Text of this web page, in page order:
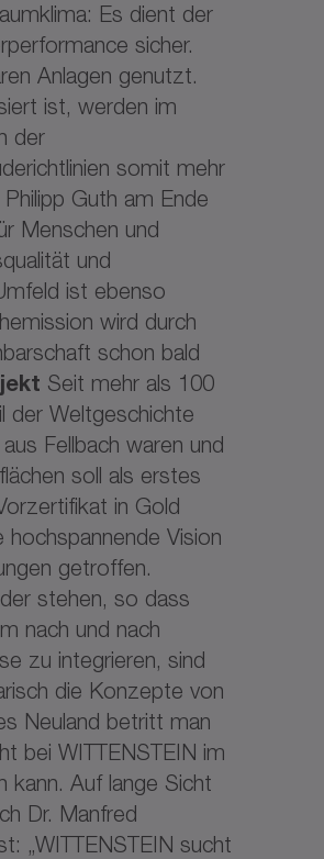
Es dient der
sicher.
Anlagen genutzt.
ist, werden im
der
somit mehr
Guth am Ende
Menschen und
und
ist ebenso
wird durch
schon bald
Seit mehr als 100
der Weltgeschichte
Fellbach waren und
soll als erstes
in Gold
hochspannende Vision
getroffen.
stehen, so dass
nach und nach
zu integrieren, sind
die Konzepte von
Neuland betritt man
bei WITTENSTEIN im
kann. Auf lange Sicht
Dr. Manfred
„WITTENSTEIN sucht